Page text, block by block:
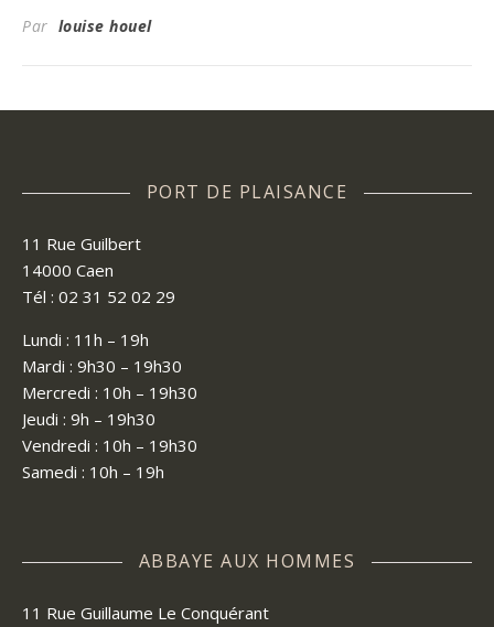
Par louise houel
PORT DE PLAISANCE
11 Rue Guilbert
14000 Caen
Tél : 02 31 52 02 29
Lundi : 11h – 19h
Mardi : 9h30 – 19h30
Mercredi : 10h – 19h30
Jeudi : 9h – 19h30
Vendredi : 10h – 19h30
Samedi : 10h – 19h
ABBAYE AUX HOMMES
11 Rue Guillaume Le Conquérant